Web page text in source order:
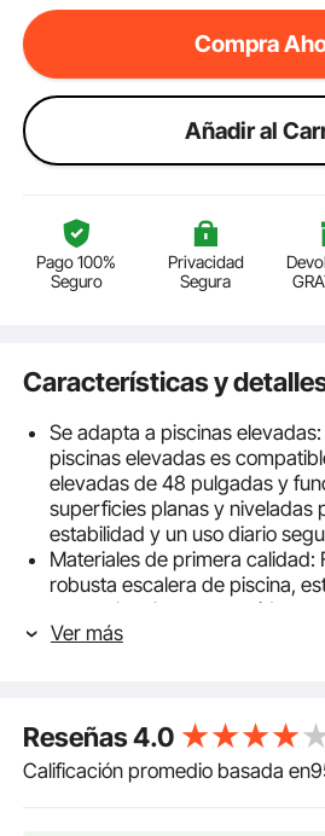
Compra
Añadir al
Pago 100%
Seguro
Privacidad
Segura
Características y
Se adapta a piscinas
piscinas elevadas es
elevadas de 48 pulgadas y
superficies planas y niveladas
estabilidad y un uso diario
Materiales de primera calidad:
robusta escalera de piscina,
acero al carbono revestido y
resistentes a la intemperie, con
Seguro y estable: Estos
elevadas cuentan con
texturizados, un travesaño
Ver más
Reseñas4.0
Calificación promedio basada